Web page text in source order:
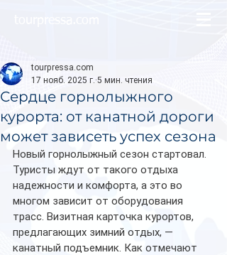
Сердце горнолыжного
курорта: от канатной дороги
может зависеть успех сезона
tourpressa.com
17 нояб. 2025 г. 5 мин. чтения
Новый горнолыжный сезон стартовал.
Туристы ждут от такого отдыха
надежности и комфорта, а это во
многом зависит от оборудования
трасс. Визитная карточка курортов,
предлагающих зимний отдых, —
канатный подъемник. Как отмечают